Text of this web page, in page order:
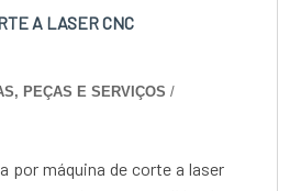
A LASER CNC
PEÇAS E SERVIÇOS /
por máquina de corte a laser